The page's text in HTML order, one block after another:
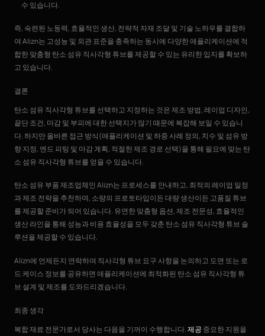
수 있습니다.
즉, 숙련된 노동력, 효율적인 생산, 전략적 자재 조달 및 기술 노하우를 결합하
여 Alizn는 고성능 및 외관 표준을 충족하는 동시에 다양한 애플리케이션에 적
합한 맞춤형 탄소 섬유 직사각형 튜브를 제공할 수 있는 유리한 입지를 확보하
고 있습니다.
결론
탄소 섬유 직사각형 튜브를 선택하고 지정하는 것은 제조 방법, 레이업 디자인,
끝단 조건, 마감 및 부피에 대한 선택지가 많기 때문에 복잡해 보일 수 있습니
다. 하지만 올바른 접근 방식(애플리케이션 및 하중 사례 정의, 치수 및 섬유 방
향 지정, 엔드 피팅 및 마감 계획, 적절한 제조 경로 선택)을 통해 필요에 맞는 탄
소 섬유 직사각형 튜브를 얻을 수 있습니다.
탄소 섬유 부품 제조업체인 Alizn는 프로세스를 안내하고, 최적의 레이업 일정
과 제조 전략을 추천하며, 소량의 프로토타입이든 대량 생산이든 고품질 튜브
를 제공할 준비가 되어 있습니다. 유연한 맞춤형 옵션, 제조 전문성, 효율적인
생산 라인을 통해 성능과 비용 효율성을 모두 갖춘 탄소 섬유 직사각형 튜브 솔
루션을 제공할 수 있습니다.
Alizn에 언제든지 연락하여 직사각형 튜브 요구 사항을 논의하고 도면 또는 로
드 케이스 정보를 공유하면 애플리케이션에 최적화된 탄소 섬유 직사각형 튜
브 설계 및 제조를 도와드리겠습니다.
최종 생각
복합 재료 전문가로서 당사는 다음을 기꺼이 수행합니다.제공 중요한 지원을